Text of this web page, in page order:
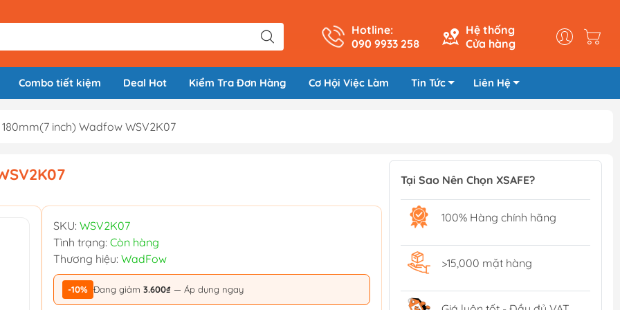
Hotline:
090 9933 258
Hệ thống
Cửa hàng
Combo tiết kiệm Deal Hot Kiểm Tra Đơn Hàng Cơ Hội Việc Làm Tin Tức Liên Hệ
inch) Wadfow WSV2K07
SKU: WSV2K07
Tình trạng: Còn hàng
Thương hiệu: WadFow
-10% Đang giảm 3.600₫ — Áp dụng ngay
Tại Sao Nên Chọn XSAFE?
100% Hàng chính hãng
>15,000 mặt hàng